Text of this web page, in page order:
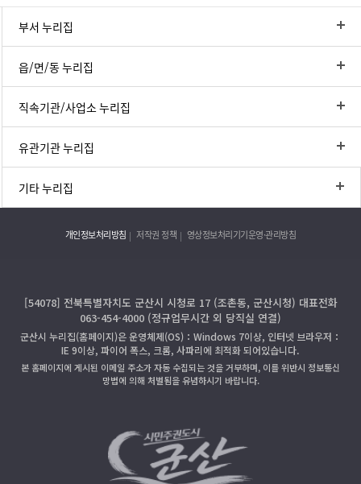
부서 누리집
읍/면/동 누리집
직속기관/사업소 누리집
유관기관 누리집
기타 누리집
개인정보처리방침 저작권 정책 영상정보처리기기운영·관리방침
[54078] 전북특별자치도 군산시 시청로 17 (조촌동, 군산시청) 대표전화
063-454-4000 (정규업무시간 외 당직실 연결)
군산시 누리집(홈페이지)은 운영체제(OS)：Windows 7이상, 인터넷 브라우저：
IE 9이상, 파이어 폭스, 크롬, 사파리에 최적화 되어있습니다.
본 홈페이지에 게시된 이메일 주소가 자동 수집되는 것을 거부하며, 이를 위반시 정보통신
망법에 의해 처벌됨을 유념하시기 바랍니다.